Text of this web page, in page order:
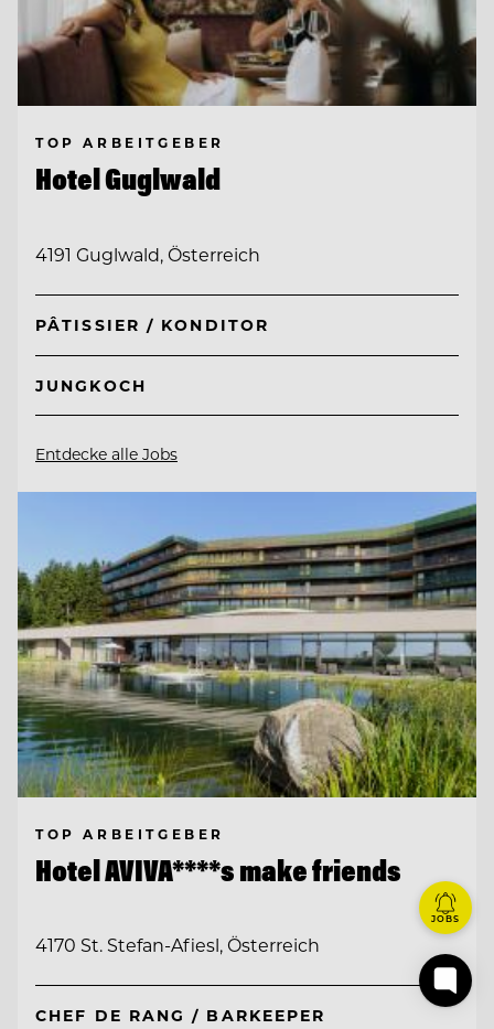
TOP ARBEITGEBER
Hotel Guglwald
4191 Guglwald, Österreich
PÂTISSIER / KONDITOR
JUNGKOCH
Entdecke alle Jobs
TOP ARBEITGEBER
Hotel AVIVA****s make friends
4170 St. Stefan-Afiesl, Österreich
CHEF DE RANG / BARKEEPER
JOBS